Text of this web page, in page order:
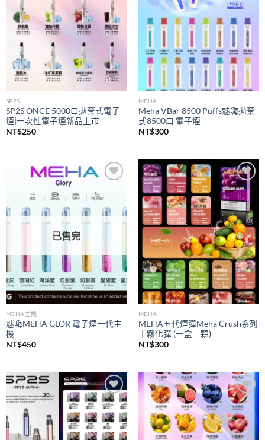
SP2S
SP2S ONCE 5000口拋棄式電子
煙|一次性電子煙新品上市
NT$250
MEHA
Meha VBar 8500 Puffs魅嗨拋棄
式8500口 電子煙
NT$300
wishlist
已售完
MEHA主機
魅嗨MEHA GLOR 電子煙一代主
機
NT$450
Add to
wishlist
MEHA
MEHA五代煙彈Meha Crush系列
｜霧化彈 (一盒三顆)
NT$300
Add to
wishlist
Add to
wishlist